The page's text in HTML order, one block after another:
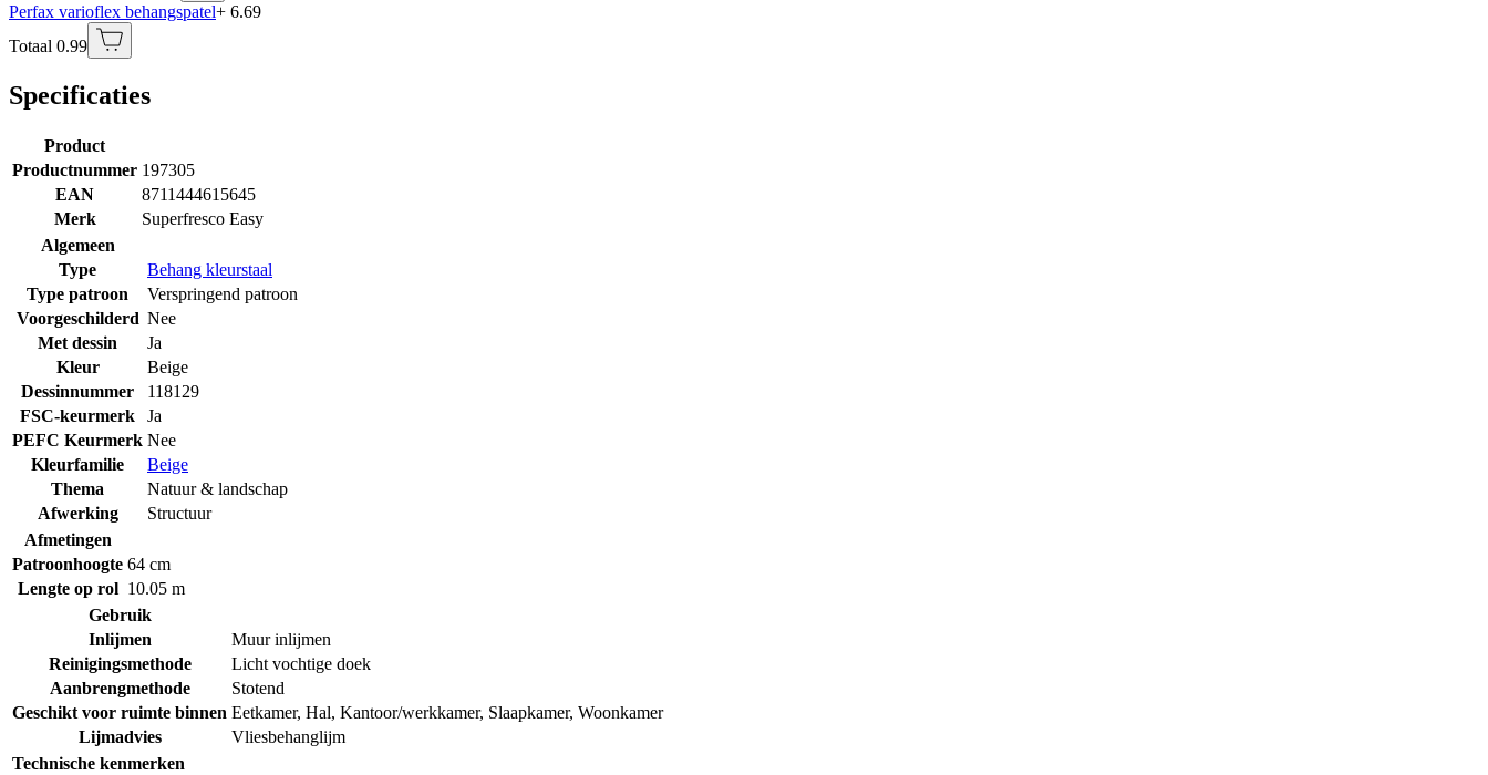
Perfax varioflex behangspatel+ 6.69
Totaal 0.99
Specificaties
Product
Productnummer 197305
EAN
8711444615645
Merk
Superfresco Easy
Algemeen
Type
Behang kleurstaal
Type patroon
Verspringend patroon
Voorgeschilderd Nee
Met dessin
Ja
Kleur
Beige
Dessinnummer
118129
FSC-keurmerk
Ja
PEFC Keurmerk Nee
Kleurfamilie
Beige
Thema
Natuur & landschap
Afwerking
Structuur
Afmetingen
Patroonhoogte 64 cm
Lengte op rol 10.05 m
Gebruik
Inlijmen
Muur inlijmen
Reinigingsmethode
Licht vochtige doek
Aanbrengmethode
Stotend
Geschikt voor ruimte binnen Eetkamer, Hal, Kantoor/werkkamer, Slaapkamer, Woonkamer
Lijmadvies
Vliesbehanglijm
Technische kenmerken